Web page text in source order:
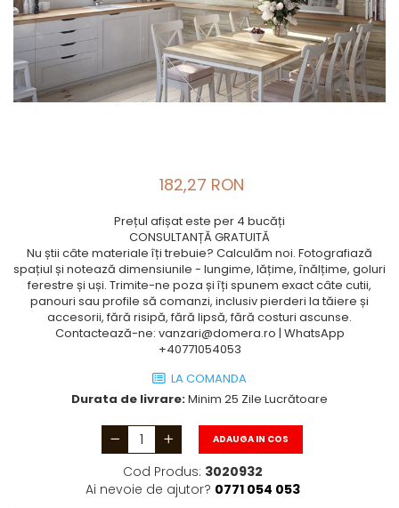
182,27 RON
Prețul afișat este per 4 bucăți
CONSULTANȚĂ GRATUITĂ
Nu știi câte materiale îți trebuie? Calculăm noi. Fotografiază
spațiul și notează dimensiunile - lungime, lățime, înălțime, goluri
ferestre și uși. Trimite-ne poza și îți spunem exact câte cutii,
panouri sau profile să comanzi, inclusiv pierderi la tăiere și
accesorii, fără risipă, fără lipsă, fără costuri ascunse.
Contactează-ne: vanzari@domera.ro | WhatsApp
+40771054053
LA COMANDA
Durata de livrare:Minim 25 Zile Lucrătoare
ADAUGA IN COS
Cod Produs: 3020932
Ai nevoie de ajutor? 0771 054 053